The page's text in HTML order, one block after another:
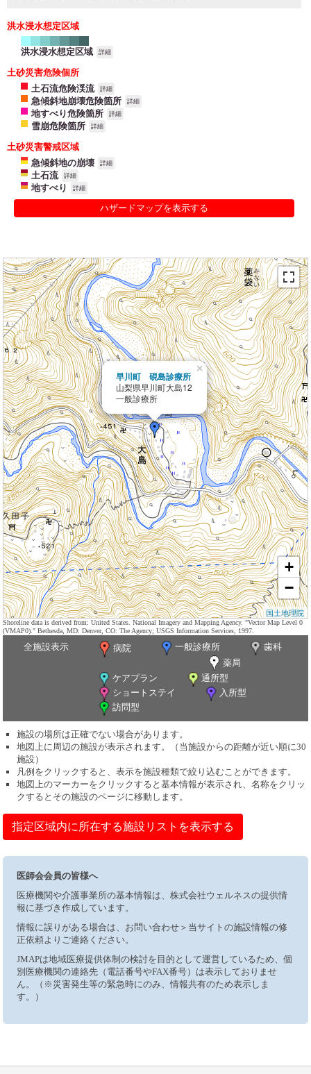
洪水浸水想定区域
洪水浸水想定区域 詳細
土砂災害危険個所
土石流危険渓流
詳細
急傾斜地崩壊危険箇所 詳細
地すべり危険箇所 詳細
雪崩危険箇所 詳細
土砂災害警戒区域
急傾斜地の崩壊
詳細
土石流 詳細
地すべり 詳細
ハザードマップを表示する
早川町 硯島診療所
山梨県早川町大島12
一般診療所
×
+
−
国土地理院
Shoreline data is derived from: United States. National Imagery and Mapping Agency. "Vector Map Level 0
(VMAP0)." Bethesda, MD: Denver, CO: The Agency; USGS Information Services, 1997.
全施設表示 病院 一般診療所
歯科
薬局
ケアプラン
通所型
ショートステイ
入所型
訪問型
施設の場所は正確でない場合があります。
地図上に周辺の施設が表示されます。（当施設からの距離が近い順に30
施設）
凡例をクリックすると、表示を施設種類で絞り込むことができます。
地図上のマーカーをクリックすると基本情報が表示され、名称をクリッ
クするとその施設のページに移動します。
指定区域内に所在する施設リストを表示する
医師会会員の皆様へ
医療機関や介護事業所の基本情報は、株式会社ウェルネスの提供情
報に基づき作成しています。
情報に誤りがある場合は、お問い合わせ＞当サイトの施設情報の修
正依頼よりご連絡ください。
JMAPは地域医療提供体制の検討を目的として運営しているため、個
別医療機関の連絡先（電話番号やFAX番号）は表示しておりませ
ん。（※災害発生等の緊急時にのみ、情報共有のため表示しま
す。）